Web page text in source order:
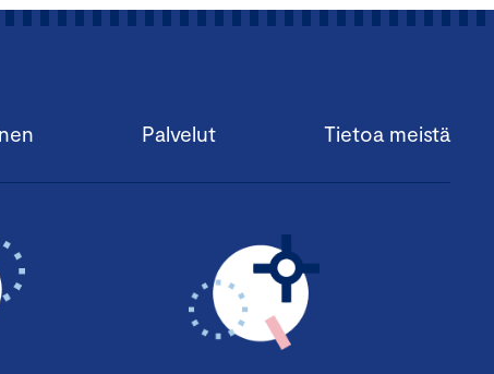
Palvelut Tietoa meistä